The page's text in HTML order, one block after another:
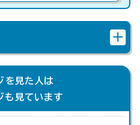
を見た人は
も見ています